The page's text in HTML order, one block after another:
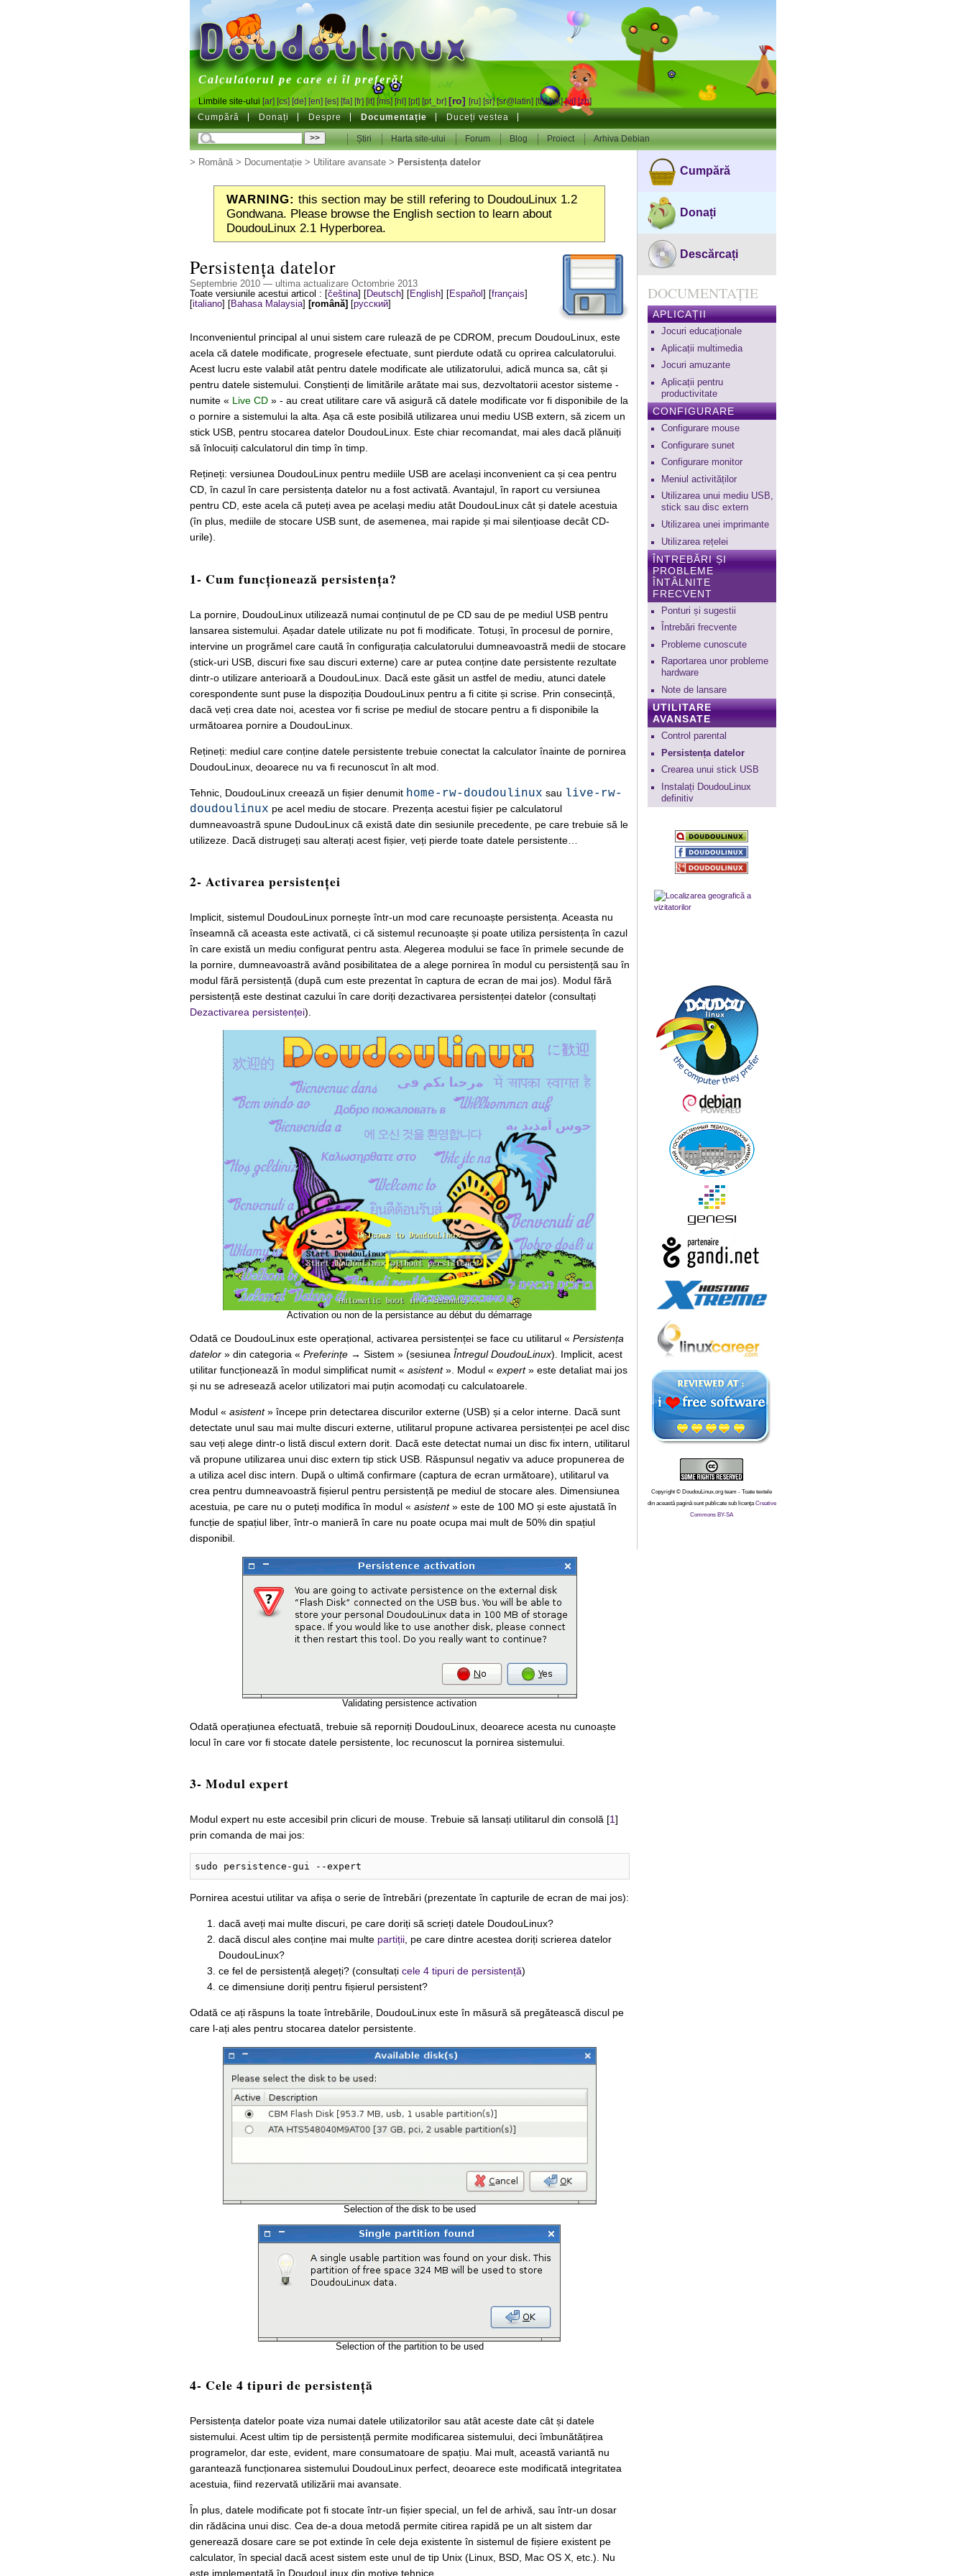
DoudouLinux
Calculatorul pe care ei îl preferă!
Limbile site-ului [ar] [cs] [de] [en] [es] [fa] [fr] [it] [ms] [nl] [pt] [pt_br] [ro] [ru] [sr] [sr@latin] [th] [uk] [vi] [zh]
Cumpără Donați Despre Documentație Duceți vestea
Știri Harta site-ului Forum Blog Proiect Arhiva Debian
> Română> Documentație> Utilitare avansate> Persistența datelor
WARNING: this section may be still refering to DoudouLinux 1.2
Gondwana. Please browse the English section to learn about
DoudouLinux 2.1 Hyperborea.
Persistența datelor
Septembrie 2010 — ultima actualizare Octombrie 2013
Toate versiunile acestui articol :
čeština] Deutsch] English] Español français
italiano] Bahasa Malaysia] [română] русский]
Inconvenientul principal al unui sistem care rulează de pe CDROM, precum DoudouLinux, este
acela că datele modificate, progresele efectuate, sunt pierdute odată cu oprirea calculatorului.
Acest lucru este valabil atât pentru datele modificate ale utilizatorului, adică munca sa, cât și
pentru datele sistemului. Conștienți de limitările arătate mai sus, dezvoltatorii acestor sisteme -
numite « Live CD» - au creat utilitare care vă asigură că datele modificate vor fi disponibile de la
o pornire a sistemului la alta. Așa că este posibilă utilizarea unui mediu USB extern, să zicem un
stick USB, pentru stocarea datelor DoudouLinux. Este chiar recomandat, mai ales dacă plănuiți
să înlocuiți calculatorul din timp în timp.
Rețineți: versiunea DoudouLinux pentru mediile USB are același inconvenient ca și cea pentru
CD, în cazul în care persistența datelor nu a fost activată. Avantajul, în raport cu versiunea
pentru CD, este acela că puteți avea pe același mediu atât DoudouLinux cât și datele acestuia
(în plus, mediile de stocare USB sunt, de asemenea, mai rapide și mai silențioase decât CD-
urile).
1- Cum funcționează persistența?
La pornire, DoudouLinux utilizează numai conținutul de pe CD sau de pe mediul USB pentru
lansarea sistemului. Așadar datele utilizate nu pot fi modificate. Totuși, în procesul de pornire,
intervine un progrămel care caută în configurația calculatorului dumneavoastră medii de stocare
(stick-uri USB, discuri fixe sau discuri externe) care ar putea conține date persistente rezultate
dintr-o utilizare anterioară a DoudouLinux. Dacă este găsit un astfel de mediu, atunci datele
corespondente sunt puse la dispoziția DoudouLinux pentru a fi citite și scrise. Prin consecință,
dacă veți crea date noi, acestea vor fi scrise pe mediul de stocare pentru a fi disponibile la
următoarea pornire a DoudouLinux.
Rețineți: mediul care conține datele persistente trebuie conectat la calculator înainte de pornirea
DoudouLinux, deoarece nu va fi recunoscut în alt mod.
Tehnic, DoudouLinux creează un fișier denumit home-rw-doudoulinux sau live-rw-
doudoulinux pe acel mediu de stocare. Prezența acestui fișier pe calculatorul
dumneavoastră spune DudouLinux că există date din sesiunile precedente, pe care trebuie să le
utilizeze. Dacă distrugeți sau alterați acest fișier, veți pierde toate datele persistente…
2- Activarea persistenței
Implicit, sistemul DoudouLinux pornește într-un mod care recunoaște persistența. Aceasta nu
înseamnă că aceasta este activată, ci că sistemul recunoaște și poate utiliza persistența în cazul
în care există un mediu configurat pentru asta. Alegerea modului se face în primele secunde de
la pornire, dumneavoastră având posibilitatea de a alege pornirea în modul cu persistență sau în
modul fără persistență (după cum este prezentat în captura de ecran de mai jos). Modul fără
persistență este destinat cazului în care doriți dezactivarea persistenței datelor (consultați
Dezactivarea persistenței).
Activation ou non de la persistance au début du démarrage
Odată ce DoudouLinux este operațional, activarea persistenței se face cu utilitarul « Persistența
datelor» din categoria « Preferințe→ Sistem » (sesiunea Întregul DoudouLinux). Implicit, acest
utilitar funcționează în modul simplificat numit « asistent». Modul « expert» este detaliat mai jos
și nu se adresează acelor utilizatori mai puțin acomodați cu calculatoarele.
Modul « asistent» începe prin detectarea discurilor externe (USB) și a celor interne. Dacă sunt
detectate unul sau mai multe discuri externe, utilitarul propune activarea persistenței pe acel disc
sau veți alege dintr-o listă discul extern dorit. Dacă este detectat numai un disc fix intern, utilitarul
vă propune utilizarea unui disc extern tip stick USB. Răspunsul negativ va aduce propunerea de
a utiliza acel disc intern. După o ultimă confirmare (captura de ecran următoare), utilitarul va
crea pentru dumneavoastră fișierul pentru persistență pe mediul de stocare ales. Dimensiunea
acestuia, pe care nu o puteți modifica în modul « asistent» este de 100 MO și este ajustată în
funcție de spațiul liber, într-o manieră în care nu poate ocupa mai mult de 50% din spațiul
disponibil.
Validating persistence activation
Odată operațiunea efectuată, trebuie să reporniți DoudouLinux, deoarece acesta nu cunoaște
locul în care vor fi stocate datele persistente, loc recunoscut la pornirea sistemului.
3- Modul expert
Modul expert nu este accesibil prin clicuri de mouse. Trebuie să lansați utilitarul din consolă [1]
prin comanda de mai jos:
sudo persistence-gui --expert
Pornirea acestui utilitar va afișa o serie de întrebări (prezentate în capturile de ecran de mai jos):
dacă aveți mai multe discuri, pe care doriți să scrieți datele DoudouLinux?
dacă discul ales conține mai multe partiții, pe care dintre acestea doriți scrierea datelor
DoudouLinux?
ce fel de persistență alegeți? (consultați cele 4 tipuri de persistență)
ce dimensiune doriți pentru fișierul persistent?
Odată ce ați răspuns la toate întrebările, DoudouLinux este în măsură să pregătească discul pe
care l-ați ales pentru stocarea datelor persistente.
Selection of the disk to be used
Selection of the partition to be used
4- Cele 4 tipuri de persistență
Persistența datelor poate viza numai datele utilizatorilor sau atât aceste date cât și datele
sistemului. Acest ultim tip de persistență permite modificarea sistemului, deci îmbunătățirea
programelor, dar este, evident, mare consumatoare de spațiu. Mai mult, această variantă nu
garantează funcționarea sistemului DoudouLinux perfect, deoarece este modificată integritatea
acestuia, fiind rezervată utilizării mai avansate.
În plus, datele modificate pot fi stocate într-un fișier special, un fel de arhivă, sau într-un dosar
din rădăcina unui disc. Cea de-a doua metodă permite citirea rapidă pe un alt sistem dar
generează dosare care se pot extinde în cele deja existente în sistemul de fișiere existent pe
calculator, în special dacă acest sistem este unul de tip Unix (Linux, BSD, Mac OS X, etc.). Nu
este implementată în DoudouLinux din motive tehnice.
Cumpără
Donați
Descărcați
DOCUMENTAȚIE
APLICAȚII
Jocuri educaționale
Aplicații multimedia
Jocuri amuzante
Aplicații pentru
productivitate
CONFIGURARE
Configurare mouse
Configurare sunet
Configurare monitor
Meniul activităților
Utilizarea unui mediu USB,
stick sau disc extern
Utilizarea unei imprimante
Utilizarea rețelei
ÎNTREBĂRI ȘI
PROBLEME
ÎNTÂLNITE
FRECVENT
Ponturi și sugestii
Întrebări frecvente
Probleme cunoscute
Raportarea unor probleme
hardware
Note de lansare
UTILITARE
AVANSATE
Control parental
Persistența datelor
Crearea unui stick USB
Instalați DoudouLinux
definitiv
Copyright © DoudouLinux.org team - Toate textele
din această pagină sunt publicate sub licența Creative
Commons BY-SA